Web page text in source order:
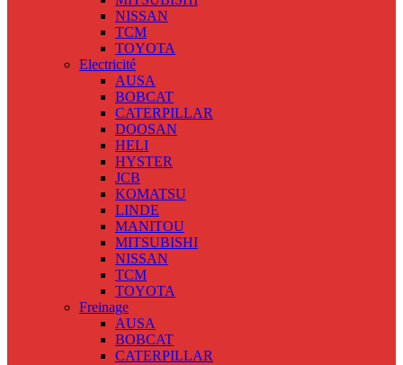
NISSAN
TCM
TOYOTA
Electricité
AUSA
BOBCAT
CATERPILLAR
DOOSAN
HELI
HYSTER
JCB
KOMATSU
LINDE
MANITOU
MITSUBISHI
NISSAN
TCM
TOYOTA
Freinage
AUSA
BOBCAT
CATERPILLAR